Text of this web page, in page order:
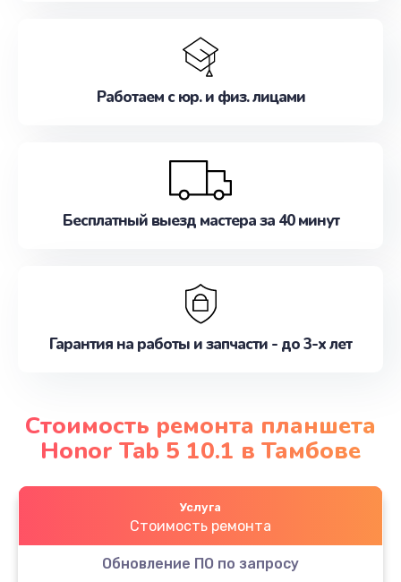
Работаем с юр. и физ. лицами
Бесплатный выезд мастера за 40 минут
Гарантия на работы и запчасти - до 3-х лет
Стоимость ремонта планшета
Honor Tab 5 10.1 в Тамбове
Услуга
Стоимость ремонта
Обновление ПО по запросу